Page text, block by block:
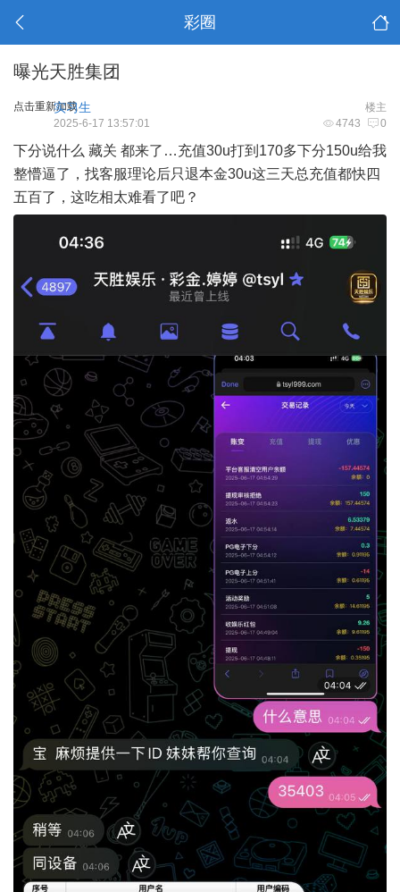
彩圈
曝光天胜集团
点击重新加载 楼主
实习生
4743 0
2025-6-17 13:57:01
下分说什么 藏关 都来了…充值30u打到170多下分150u给我
整懵逼了，找客服理论后只退本金30u这三天总充值都快四
五百了，这吃相太难看了吧？